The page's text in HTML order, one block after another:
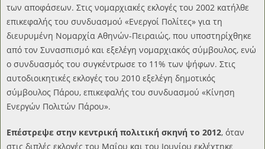
των αποφάσεων. Στις νομαρχιακές εκλογές του 2002 κατήλθε
επικεφαλής του συνδυασμού «Ενεργοί Πολίτες» για τη
διευρυμένη Νομαρχία Αθηνών-Πειραιώς, που υποστηρίχθηκε
από τον Συνασπισμό και εξελέγη νομαρχιακός σύμβουλος, ενώ
ο συνδυασμός του συγκέντρωσε το 11% των ψήφων. Στις
αυτοδιοικητικές εκλογές του 2010 εξελέγη δημοτικός
σύμβουλος Πάρου, επικεφαλής του συνδυασμού «Κίνηση
Ενεργών Πολιτών Πάρου».
Επέστρεψε στην κεντρική πολιτική σκηνή το 2012, όταν
στις διπλές εκλογές του Μαΐου και του Ιουνίου εκλέχτηκε